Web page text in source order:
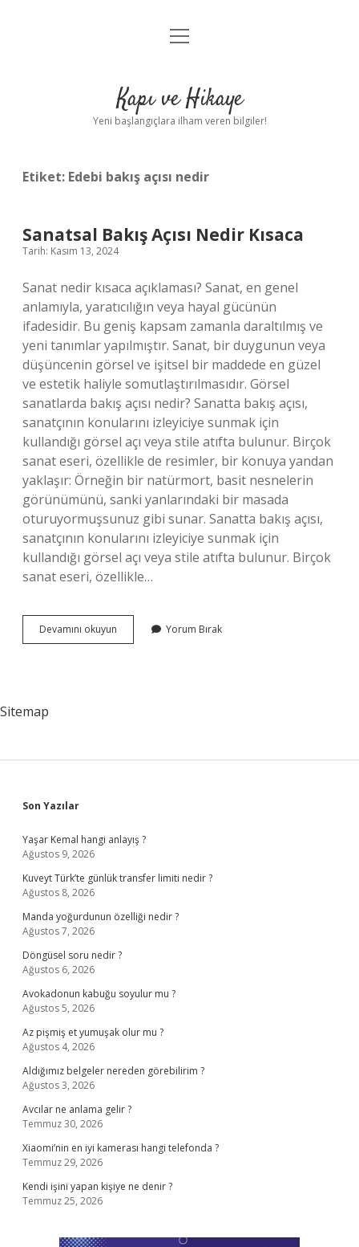
Anasayfa
Yasal Uyarı
menüyü
Kapı ve Hikaye
Yeni başlangıçlara ilham veren bilgiler!
Etiket: Edebi bakış açısı nedir
Sanatsal Bakış Açısı Nedir Kısaca
Tarih: Kasım 13, 2024
Sanat nedir kısaca açıklaması? Sanat, en genel
anlamıyla, yaratıcılığın veya hayal gücünün
ifadesidir. Bu geniş kapsam zamanla daraltılmış ve
yeni tanımlar yapılmıştır. Sanat, bir duygunun veya
düşüncenin görsel ve işitsel bir maddede en güzel
ve estetik haliyle somutlaştırılmasıdır. Görsel
sanatlarda bakış açısı nedir? Sanatta bakış açısı,
sanatçının konularını izleyiciye sunmak için
kullandığı görsel açı veya stile atıfta bulunur. Birçok
sanat eseri, özellikle de resimler, bir konuya yandan
yaklaşır: Örneğin bir natürmort, basit nesnelerin
görünümünü, sanki yanlarındaki bir masada
oturuyormuşsunuz gibi sunar. Sanatta bakış açısı,
sanatçının konularını izleyiciye sunmak için
kullandığı görsel açı veya stile atıfta bulunur. Birçok
sanat eseri, özellikle…
Devamını okuyun Sanatsal
Bakış
Yorum Bırak
Sitemap
Sidebar
Son Yazılar
Yaşar Kemal hangi anlayış ?
Ağustos 9, 2026
Kuveyt Türk’te günlük transfer limiti nedir ?
Ağustos 8, 2026
Manda yoğurdunun özelliği nedir ?
Ağustos 7, 2026
Döngüsel soru nedir ?
Ağustos 6, 2026
Avokadonun kabuğu soyulur mu ?
Ağustos 5, 2026
Az pişmiş et yumuşak olur mu ?
Ağustos 4, 2026
Aldığımız belgeler nereden görebilirim ?
Ağustos 3, 2026
Avcılar ne anlama gelir ?
Temmuz 30, 2026
Xiaomi’nin en iyi kamerası hangi telefonda ?
Temmuz 29, 2026
Kendi işini yapan kişiye ne denir ?
Temmuz 25, 2026